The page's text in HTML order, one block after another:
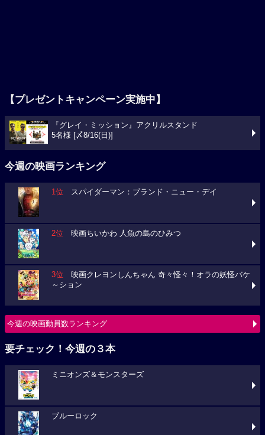
【プレゼントキャンペーン実施中】
『グレイ・ミッション』アクリルスタンド
5名様 [〆8/16(日)]
今週の映画ランキング
1位 スパイダーマン：ブランド・ニュー・デイ
2位 映画ちいかわ 人魚の島のひみつ
3位 映画クレヨンしんちゃん 奇々怪々！オラの妖怪バケ
～ション
今週の映画動員数ランキング
要チェック！今週の３本
ミニオンズ＆モンスターズ
ブルーロック